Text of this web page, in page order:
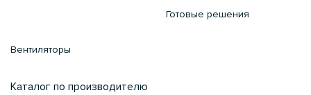
Готовые решения
Вентиляторы
Каталог по производителю